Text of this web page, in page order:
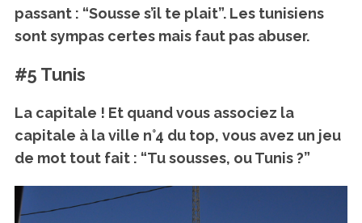
passant : “Sousse s’il te plait”.Les tunisiens
sont sympas certes mais faut pas abuser.
#5 Tunis
La capitale ! Et quand vous associez la
capitale à la ville n°4 du top, vous avez un jeu
de mot tout fait : “Tu sousses, ou Tunis ?”